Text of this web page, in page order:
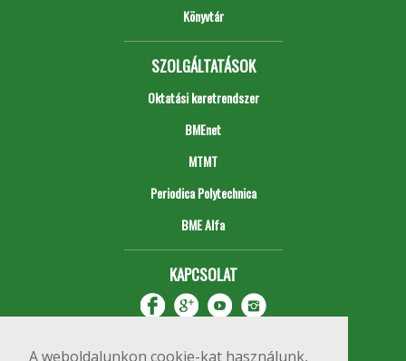
A weboldalunkon cookie-kat használunk,
Könyvtár
SZOLGÁLTATÁSOK
Oktatási keretrendszer
BMEnet
MTMT
Periodica Polytechnica
BME Alfa
KAPCSOLAT